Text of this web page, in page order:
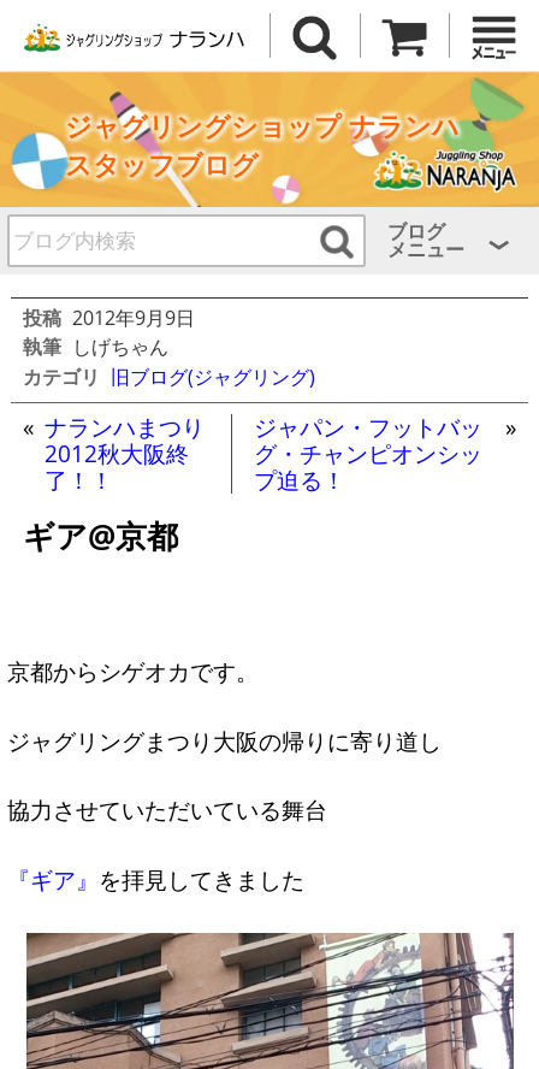
ジャグリングショップ ナランハ
スタッフブログ
ブログ
メニュー
投稿 2012年9月9日
執筆 しげちゃん
カテゴリ 旧ブログ(ジャグリング)
« ナランハまつり
2012秋大阪終
了！！
ジャパン・フットバッ
グ・チャンピオンシッ
プ迫る！
»
ギア@京都
京都からシゲオカです。
ジャグリングまつり大阪の帰りに寄り道し
協力させていただいている舞台
『ギア』 を拝見してきました